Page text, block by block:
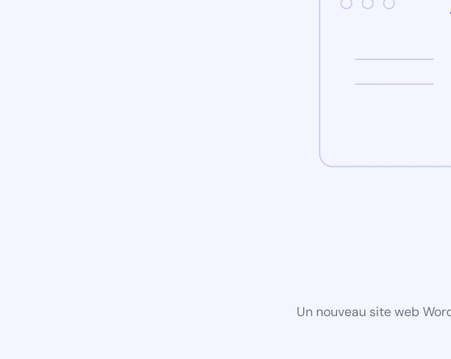
Un nouveau site web